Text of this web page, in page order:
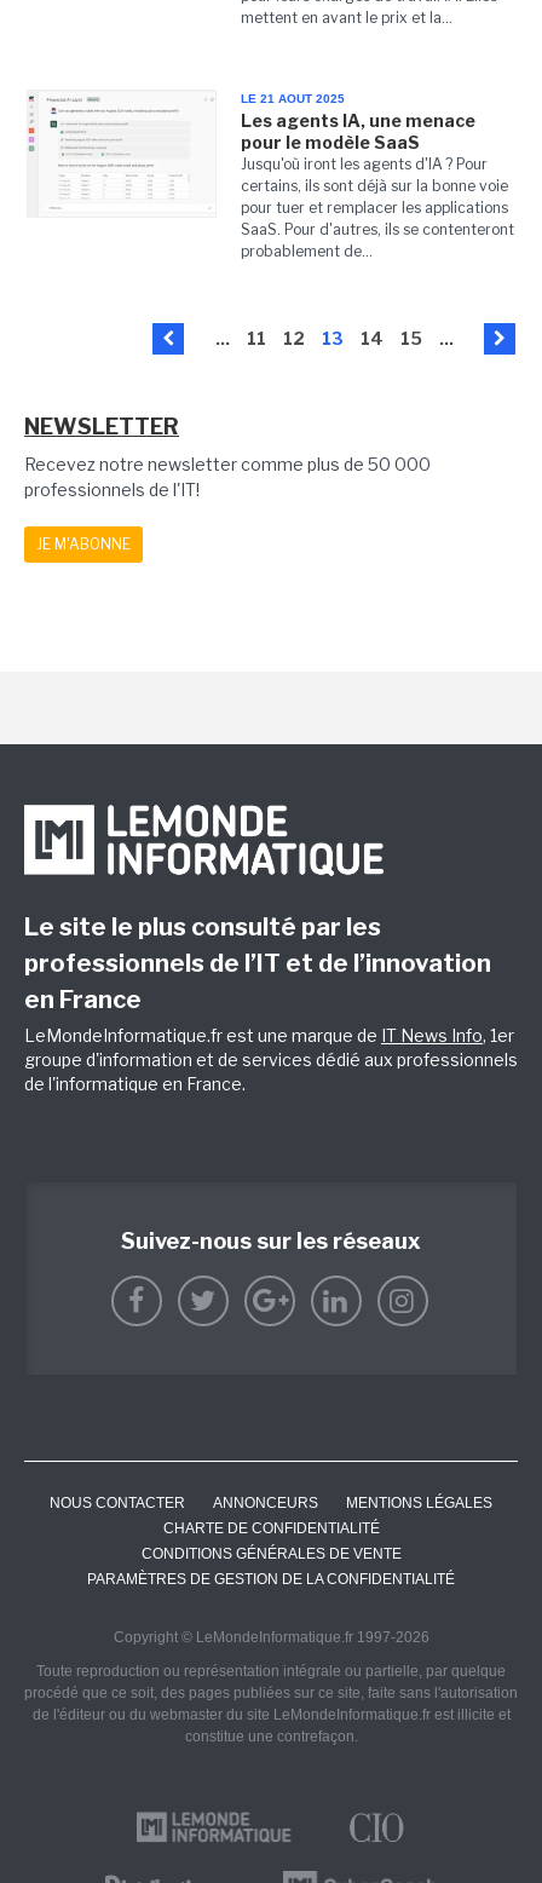
mettent en avant le prix et la...
LE 21 AOUT 2025
Les agents IA, une menace
pour le modèle SaaS
Jusqu'où iront les agents d'IA ? Pour
certains, ils sont déjà sur la bonne voie
pour tuer et remplacer les applications
SaaS. Pour d'autres, ils se contenteront
probablement de...
... 11 12 13 14 15 ...
NEWSLETTER
Recevez notre newsletter comme plus de 50 000
professionnels de l'IT!
JE M'ABONNE
Le site le plus consulté par les
professionnels de l’IT et de l’innovation
en France
LeMondeInformatique.fr est une marque de IT News Info, 1er
groupe d'information et de services dédié aux professionnels
de l'informatique en France.
Suivez-nous sur les réseaux
NOUS CONTACTER ANNONCEURS
MENTIONS LÉGALES
CHARTE DE CONFIDENTIALITÉ
CONDITIONS GÉNÉRALES DE VENTE
PARAMÈTRES DE GESTION DE LA CONFIDENTIALITÉ
Copyright © LeMondeInformatique.fr 1997-2026
Toute reproduction ou représentation intégrale ou partielle, par quelque
procédé que ce soit, des pages publiées sur ce site, faite sans l'autorisation
de l'éditeur ou du webmaster du site LeMondeInformatique.fr est illicite et
constitue une contrefaçon.